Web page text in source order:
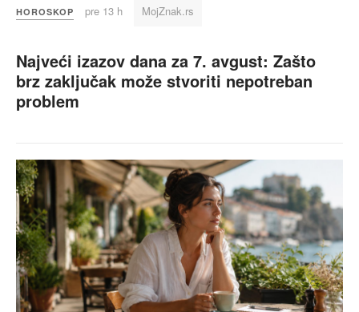
HOROSKOP pre 13 h MojZnak.rs
Najveći izazov dana za 7. avgust: Zašto
brz zaključak može stvoriti nepotreban
problem